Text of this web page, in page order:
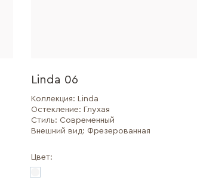
Linda 06
Коллекция: Linda
Остекление: Глухая
Стиль: Современный
Внешний вид: Фрезерованная
Цвет: